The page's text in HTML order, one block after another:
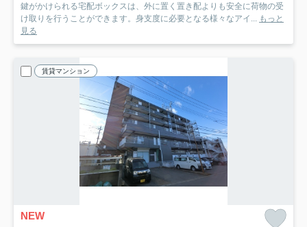
鍵がかけられる宅配ボックスは、外に置く置き配よりも安全に荷物の受
け取りを行うことができます。身支度に必要となる様々なアイ... もっと
見る
賃貸マンション
NEW